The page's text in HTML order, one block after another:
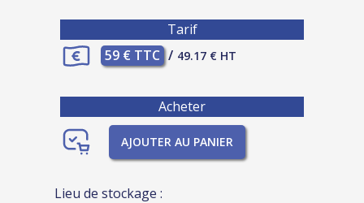
Tarif
59 € TTC / 49.17 € HT
Acheter
AJOUTER AU PANIER
Lieu de stockage :